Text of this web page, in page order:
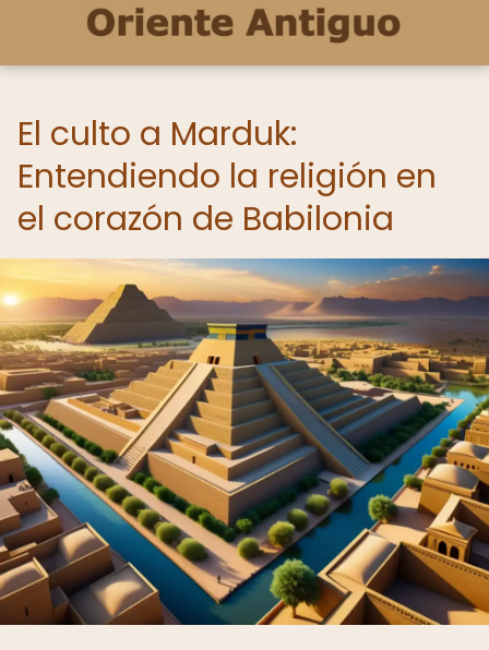
El culto a Marduk:
Entendiendo la religión en
el corazón de Babilonia